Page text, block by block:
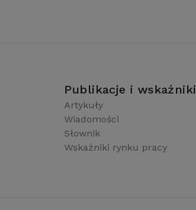
Publikacje i wskaźniki
Artykuły
Wiadomości
Słownik
Wskaźniki rynku pracy